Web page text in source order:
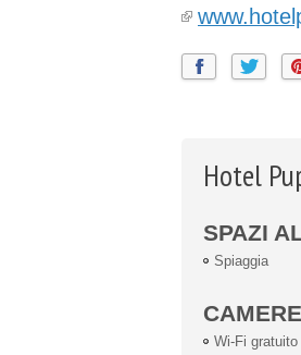
Hotel
SPAZI
Spiaggia
CAMERE
Wi-Fi gratuito